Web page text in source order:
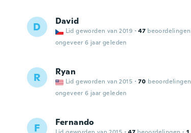
D David
Lid geworden van 2019 · 47 beoordelingen
ongeveer 6 jaar geleden
R Ryan
Lid geworden van 2015 · 70 beoordelingen
ongeveer 6 jaar geleden
F Fernando